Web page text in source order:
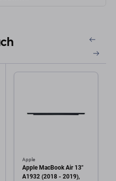
Apple
Apple MacBook Air 13"
A1932 (2018 - 2019),